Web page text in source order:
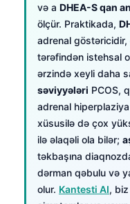
və a DHEA-S qan
ölçür. Praktikada,
adrenal göstəricidir,
tərəfindən istehsal
ərzində xeyli daha
səviyyələri PCOS,
adrenal
xüsusilə də çox
ilə əlaqəli ola bilər;
təkbaşına
dərman qəbulu və
olur. Kantesti AI,